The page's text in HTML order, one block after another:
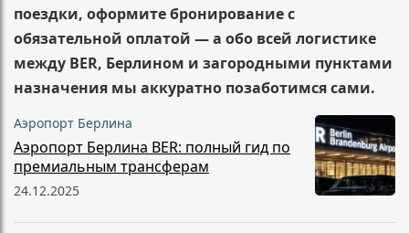
поездки, оформите бронирование с
обязательной оплатой — а обо всей логистике
между BER, Берлином и загородными пунктами
назначения мы аккуратно позаботимся сами.
Аэропорт Берлина
Аэропорт Берлина BER: полный гид по
премиальным трансферам
24.12.2025